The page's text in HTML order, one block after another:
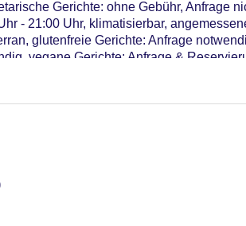
Gerichte: ohne Gebühr, Anfrage
- 21:00 Uhr, klimatisierbar,
glutenfreie Gerichte: Anfrage
vegane Gerichte: Anfrage &
mehrmals pro Woche, mit Terrasse,
gegen Gebühr
täglich, gegen Gebühr
täglich, gegen Gebühr